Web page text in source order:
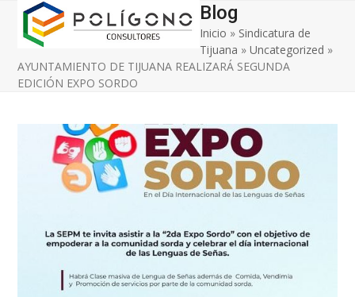
Skip
content
Open
mobile
menu
Close
mobile
menu
Blog
Inicio » Sindicatura de
Tijuana »Uncategorized »
AYUNTAMIENTO DE TIJUANA REALIZARÁ SEGUNDA
EDICIÓN EXPO SORDO